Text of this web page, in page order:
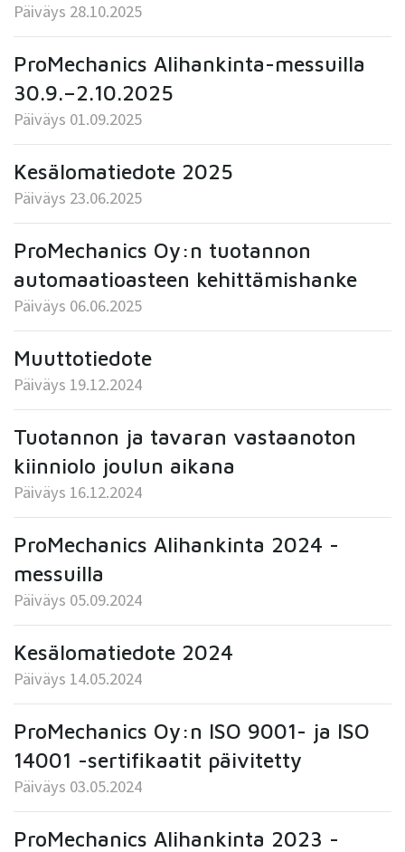
Päiväys 28.10.2025
ProMechanics Alihankinta-messuilla
30.9.–2.10.2025
Päiväys 01.09.2025
Kesälomatiedote 2025
Päiväys 23.06.2025
ProMechanics Oy:n tuotannon
automaatioasteen kehittämishanke
Päiväys 06.06.2025
Muuttotiedote
Päiväys 19.12.2024
Tuotannon ja tavaran vastaanoton
kiinniolo joulun aikana
Päiväys 16.12.2024
ProMechanics Alihankinta 2024 -
messuilla
Päiväys 05.09.2024
Kesälomatiedote 2024
Päiväys 14.05.2024
ProMechanics Oy:n ISO 9001- ja ISO
14001 -sertifikaatit päivitetty
Päiväys 03.05.2024
ProMechanics Alihankinta 2023 -